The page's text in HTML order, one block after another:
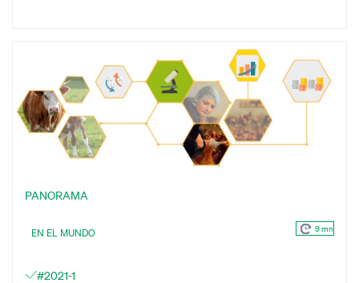
PANORAMA
EN EL MUNDO 9 mn
#2021-1